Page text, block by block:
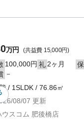
万円 (共益費 15,000円)
100,000円 礼 2ヶ月 保
－
/ 1SLDK / 76.86㎡
08/07 更新
ウスコム 肥後橋店